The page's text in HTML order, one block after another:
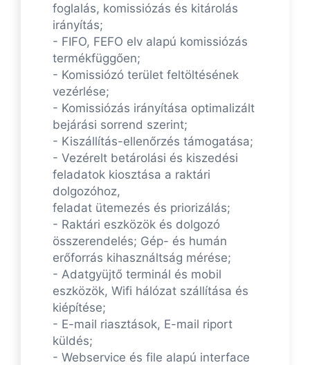
foglalás, komissiózás és kitárolás
irányítás;
- FIFO, FEFO elv alapú komissiózás
termékfüggően;
- Komissiózó terület feltöltésének
vezérlése;
- Komissiózás irányítása optimalizált
bejárási sorrend szerint;
- Kiszállítás-ellenőrzés támogatása;
- Vezérelt betárolási és kiszedési
feladatok kiosztása a raktári
dolgozóhoz,
feladat ütemezés és priorizálás;
- Raktári eszközök és dolgozó
összerendelés; Gép- és humán
erőforrás kihasználtság mérése;
- Adatgyüjtő terminál és mobil
eszközök, Wifi hálózat szállítása és
kiépítése;
- E-mail riasztások, E-mail riport
küldés;
- Webservice és file alapú interface